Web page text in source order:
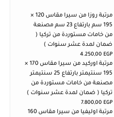
مرتبة روزا من سيرا مقاس 120 ×
195 سم بارتفاع 23 سم مصنعة
من خامات مستوردة من تركيا (
ضمان لمدة عشر سنوات )
4.250,00 EGP
مرتبة اوركيد من سيرا مقاس 170 ×
195 سنتيمتر بارتفاع 25 سنتيمتر
مصنعة من خامات مستوردة من
تركيا ( ضمان لمدة عشر سنوات )
7.800,00 EGP
مرتبة اوليفيا من سيرا مقاس 160